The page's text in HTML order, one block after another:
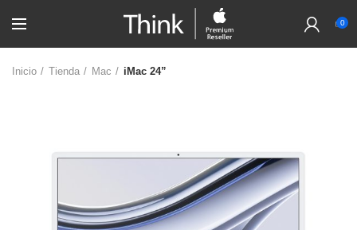
0
Inicio Tienda Mac iMac 24”